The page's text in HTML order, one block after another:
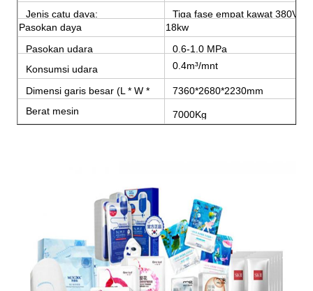
Jenis catu daya:
Tiga fase empat kawat 380V
Pasokan daya
18kw
Pasokan udara
0,6-1,0 MPa
Konsumsi udara
0.4m³/mnt
Dimensi garis besar (L * W *
H)
7360*2680*2230mm
Berat mesin
7000Kg